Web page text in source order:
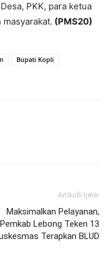
PKK, para ketua
(PMS20)
Bupati Kopli
Artikulli tjetër
Maksimalkan Pelayanan,
Pemkab Lebong Teken 13
Terapkan BLUD